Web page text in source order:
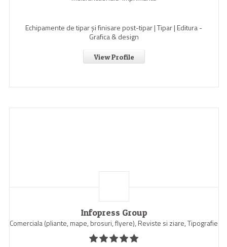
Echipamente de tipar și finisare post-tipar | Tipar | Editura -
Grafica & design
View Profile
Infopress Group
Comerciala (pliante, mape, brosuri, flyere), Reviste si ziare, Tipografie